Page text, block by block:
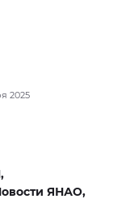
2025
ЯНАО,